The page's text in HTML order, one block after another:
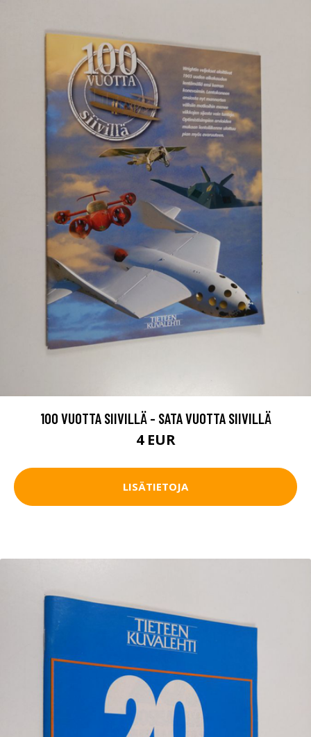
100 VUOTTA SIIVILLÄ - SATA VUOTTA SIIVILLÄ
4 EUR
LISÄTIETOJA